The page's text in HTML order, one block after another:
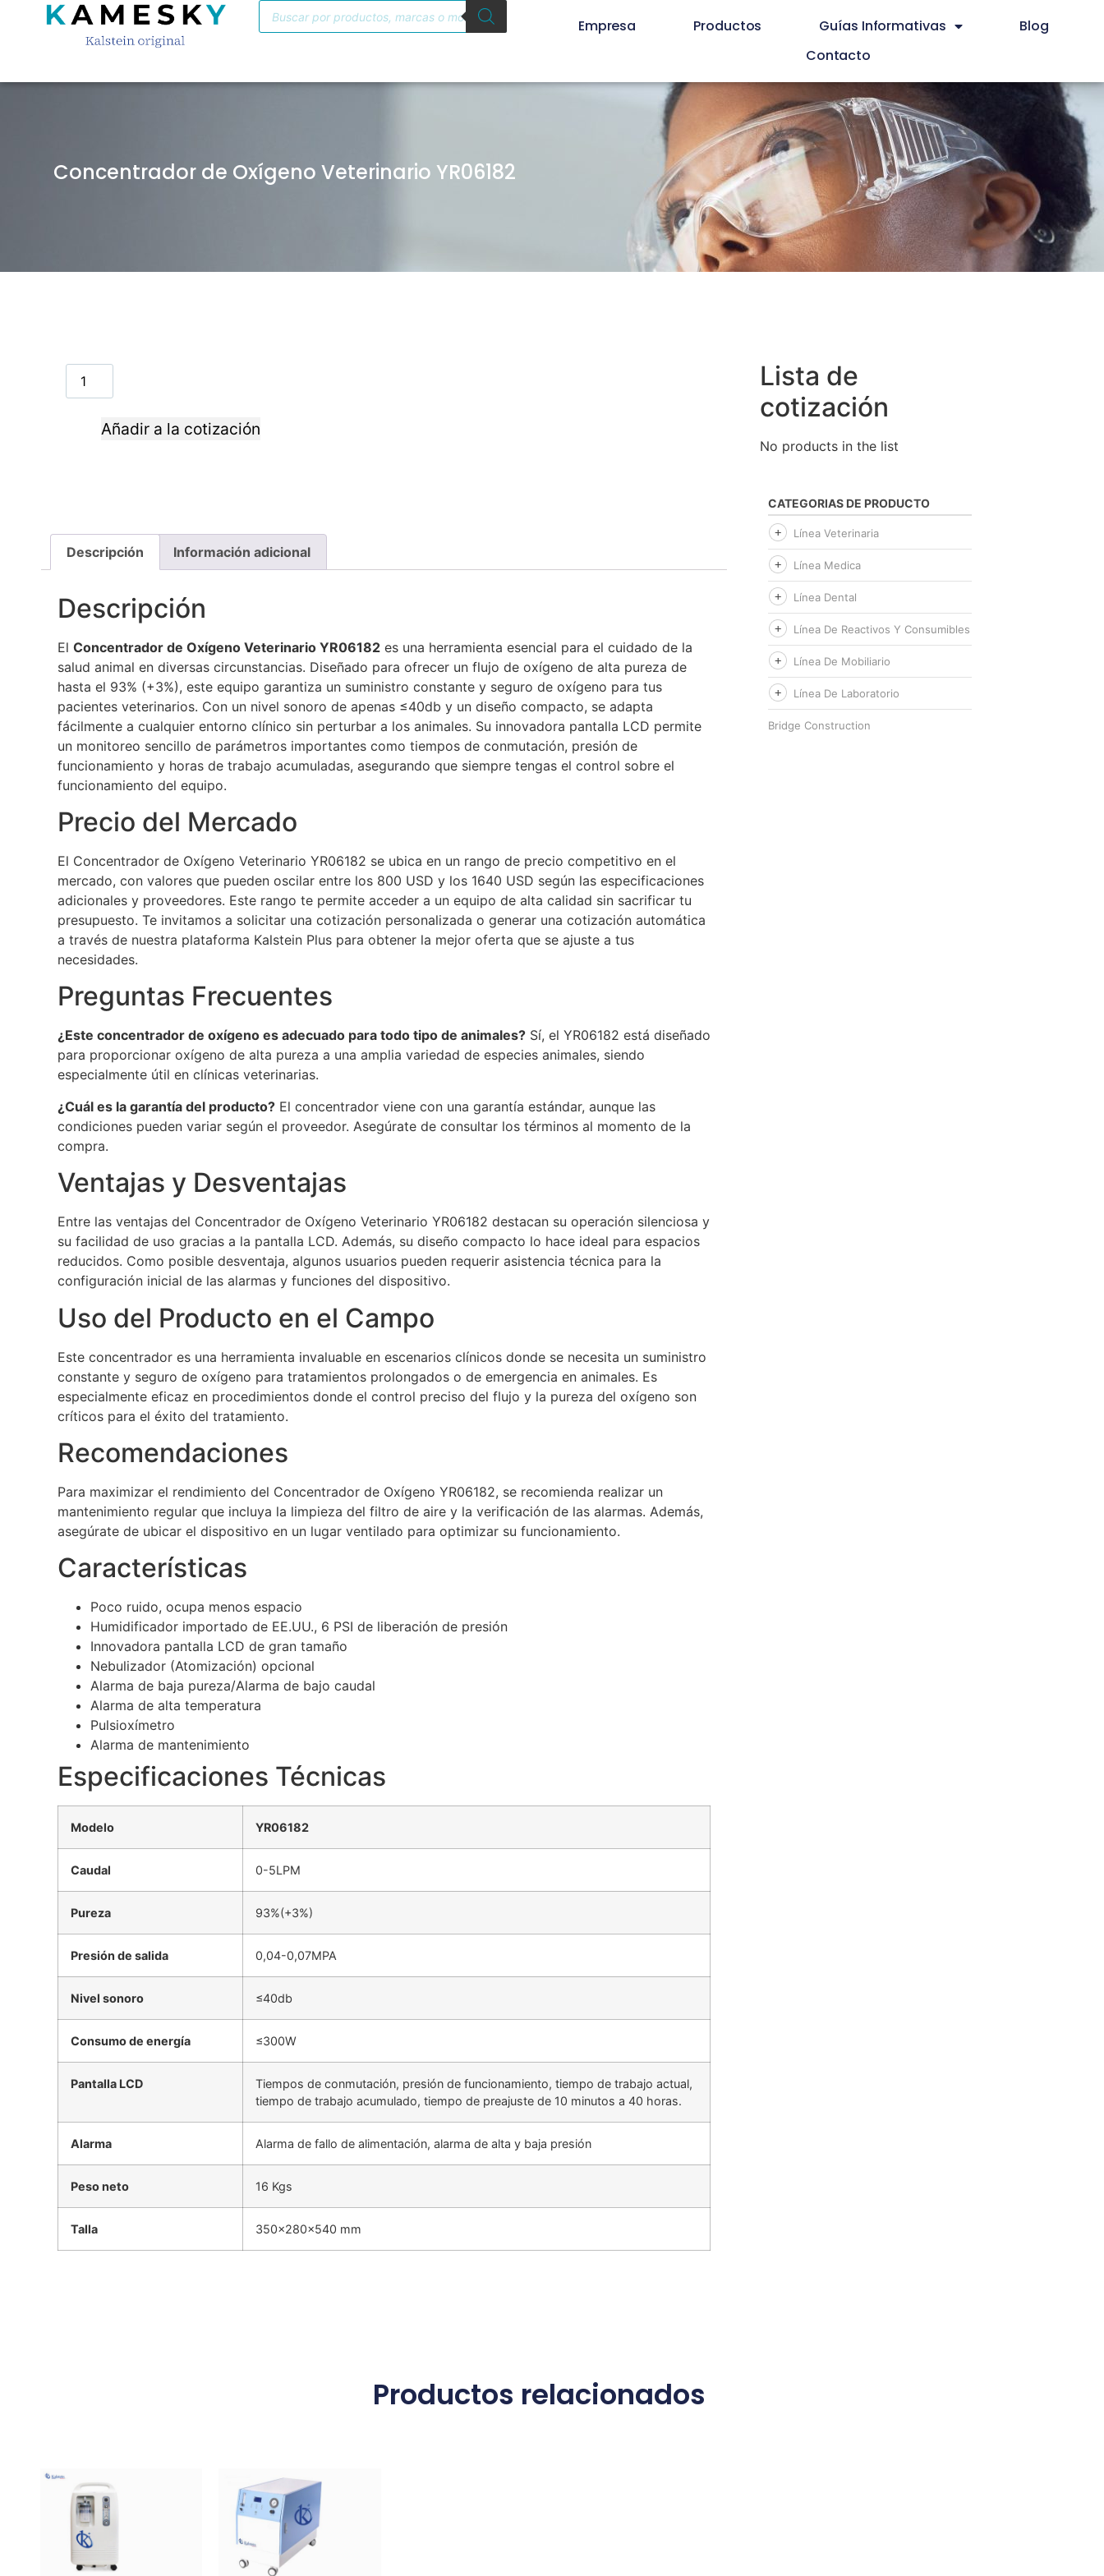
Empresa Productos Guías Informativas
Blog
Contacto
Concentrador de Oxígeno Veterinario YR06182
Añadir a la cotización
Descripción Información adicional
Descripción
El Concentrador de Oxígeno Veterinario YR06182 es una herramienta esencial para el cuidado de la
salud animal en diversas circunstancias. Diseñado para ofrecer un flujo de oxígeno de alta pureza de
hasta el 93% (+3%), este equipo garantiza un suministro constante y seguro de oxígeno para tus
pacientes veterinarios. Con un nivel sonoro de apenas ≤40db y un diseño compacto, se adapta
fácilmente a cualquier entorno clínico sin perturbar a los animales. Su innovadora pantalla LCD permite
un monitoreo sencillo de parámetros importantes como tiempos de conmutación, presión de
funcionamiento y horas de trabajo acumuladas, asegurando que siempre tengas el control sobre el
funcionamiento del equipo.
Precio del Mercado
El Concentrador de Oxígeno Veterinario YR06182 se ubica en un rango de precio competitivo en el
mercado, con valores que pueden oscilar entre los 800 USD y los 1640 USD según las especificaciones
adicionales y proveedores. Este rango te permite acceder a un equipo de alta calidad sin sacrificar tu
presupuesto. Te invitamos a solicitar una cotización personalizada o generar una cotización automática
a través de nuestra plataforma Kalstein Plus para obtener la mejor oferta que se ajuste a tus
necesidades.
Preguntas Frecuentes
¿Este concentrador de oxígeno es adecuado para todo tipo de animales? Sí, el YR06182 está diseñado
para proporcionar oxígeno de alta pureza a una amplia variedad de especies animales, siendo
especialmente útil en clínicas veterinarias.
¿Cuál es la garantía del producto? El concentrador viene con una garantía estándar, aunque las
condiciones pueden variar según el proveedor. Asegúrate de consultar los términos al momento de la
compra.
Ventajas y Desventajas
Entre las ventajas del Concentrador de Oxígeno Veterinario YR06182 destacan su operación silenciosa y
su facilidad de uso gracias a la pantalla LCD. Además, su diseño compacto lo hace ideal para espacios
reducidos. Como posible desventaja, algunos usuarios pueden requerir asistencia técnica para la
configuración inicial de las alarmas y funciones del dispositivo.
Uso del Producto en el Campo
Este concentrador es una herramienta invaluable en escenarios clínicos donde se necesita un suministro
constante y seguro de oxígeno para tratamientos prolongados o de emergencia en animales. Es
especialmente eficaz en procedimientos donde el control preciso del flujo y la pureza del oxígeno son
críticos para el éxito del tratamiento.
Recomendaciones
Para maximizar el rendimiento del Concentrador de Oxígeno YR06182, se recomienda realizar un
mantenimiento regular que incluya la limpieza del filtro de aire y la verificación de las alarmas. Además,
asegúrate de ubicar el dispositivo en un lugar ventilado para optimizar su funcionamiento.
Características
Poco ruido, ocupa menos espacio
Humidificador importado de EE.UU., 6 PSI de liberación de presión
Innovadora pantalla LCD de gran tamaño
Nebulizador (Atomización) opcional
Alarma de baja pureza/Alarma de bajo caudal
Alarma de alta temperatura
Pulsioxímetro
Alarma de mantenimiento
Especificaciones Técnicas
Modelo YR06182
Caudal 0-5LPM
Pureza 93%(+3%)
Presión de salida 0,04-0,07MPA
Nivel sonoro ≤40db
Consumo de energía ≤300W
Pantalla LCD
Tiempos de conmutación, presión de funcionamiento, tiempo de trabajo actual,
tiempo de trabajo acumulado, tiempo de preajuste de 10 minutos a 40 horas.
Alarma Alarma de fallo de alimentación, alarma de alta y baja presión
Peso neto 16 Kgs
Talla 350×280×540 mm
Lista de
cotización
No products in the list
CATEGORIAS DE PRODUCTO
Línea Veterinaria
Línea Medica
Línea Dental
Línea De Reactivos Y Consumibles
Línea De Mobiliario
Línea De Laboratorio
Bridge Construction
Productos relacionados